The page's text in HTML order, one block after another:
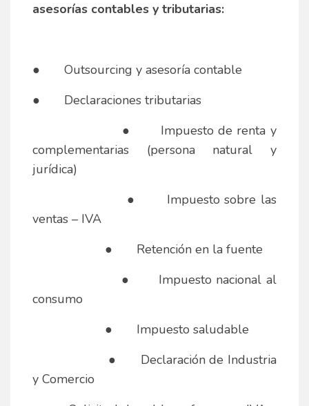
asesorías contables y tributarias:
● Outsourcing y asesoría contable
● Declaraciones tributarias
● Impuesto de renta y
complementarias (persona natural y
jurídica)
● Impuesto sobre las
ventas – IVA
● Retención en la fuente
● Impuesto nacional al
consumo
● Impuesto saludable
● Declaración de Industria
y Comercio